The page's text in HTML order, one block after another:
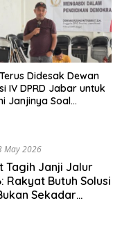
Didesak Dewan
IV DPRD Jabar untuk
Janjinya Soal
May 2026
Tagih Janji Jalur
Rakyat Butuh Solusi
Sekadar